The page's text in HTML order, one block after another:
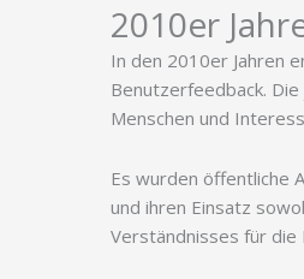
2010er
In den 2010er Jahren
Benutzerfeedback.
Menschen und
Es wurden öffentliche
und ihren Einsatz
Verständnisses für